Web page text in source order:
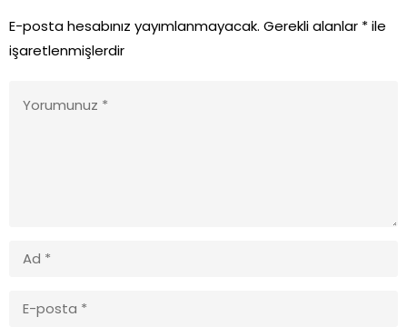
E-posta hesabınız yayımlanmayacak. Gerekli alanlar *ile
işaretlenmişlerdir